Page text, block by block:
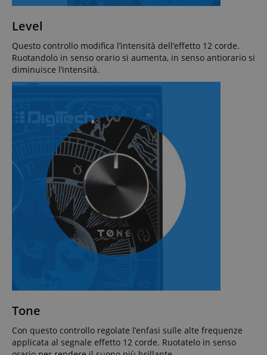
Level
Questo controllo modifica l’intensità dell’effetto 12 corde.
Ruotandolo in senso orario si aumenta, in senso antiorario si
diminuisce l’intensità.
Tone
Con questo controllo regolate l’enfasi sulle alte frequenze
applicata al segnale effetto 12 corde. Ruotatelo in senso